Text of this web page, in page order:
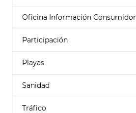
Oficina Información Consumidor
Participación
Playas
Sanidad
Tráfico